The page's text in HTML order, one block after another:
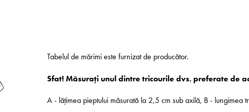
Tabelul de mărimi este furnizat de producător.
Sfat! Măsurați unul dintre tricourile dvs. preferate de
A - lățimea pieptului măsurată la 2,5 cm sub axilă, B - lungimea